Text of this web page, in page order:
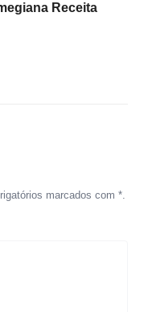
Receita
marcados com *.